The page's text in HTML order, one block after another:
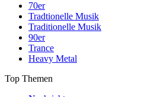
70er
Tradtionelle Musik
Traditionelle Musik
90er
Trance
Heavy Metal
Top Themen